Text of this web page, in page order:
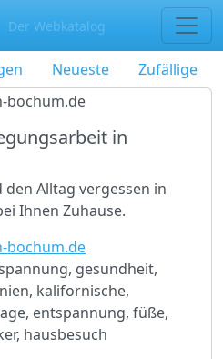
Der Webkatalog
Neueste Zufällige
in
Alltag vergessen in
Ihnen Zuhause.
bochum.de
gesundheit,
kalifornische,
entspannung, füße,
hausbesuch